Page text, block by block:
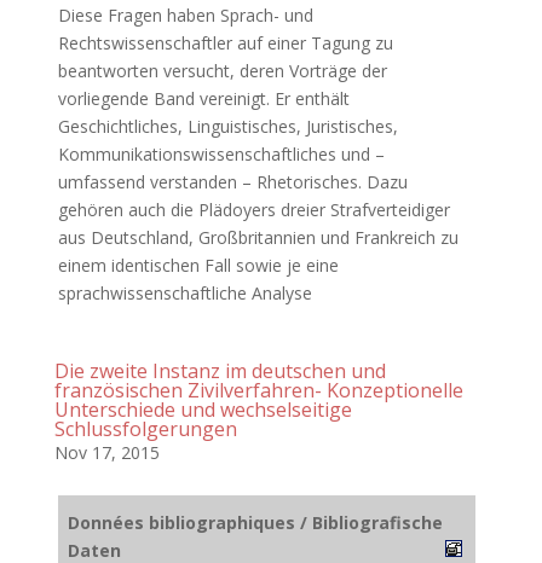
Diese Fragen haben Sprach- und
Rechtswissenschaftler auf einer Tagung zu
beantworten versucht, deren Vorträge der
vorliegende Band vereinigt. Er enthält
Geschichtliches, Linguistisches, Juristisches,
Kommunikationswissenschaftliches und –
umfassend verstanden – Rhetorisches. Dazu
gehören auch die Plädoyers dreier Strafverteidiger
aus Deutschland, Großbritannien und Frankreich zu
einem identischen Fall sowie je eine
sprachwissenschaftliche Analyse
Die zweite Instanz im deutschen und
französischen Zivilverfahren- Konzeptionelle
Unterschiede und wechselseitige
Schlussfolgerungen
Nov 17, 2015
Données bibliographiques / Bibliografische
Daten